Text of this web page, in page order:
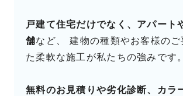
戸建て住宅だけでなく、アパート
舗など、 建物の種類やお客様のご
た柔軟な施工が私たちの強みです。
無料のお見積りや劣化診断、カラ